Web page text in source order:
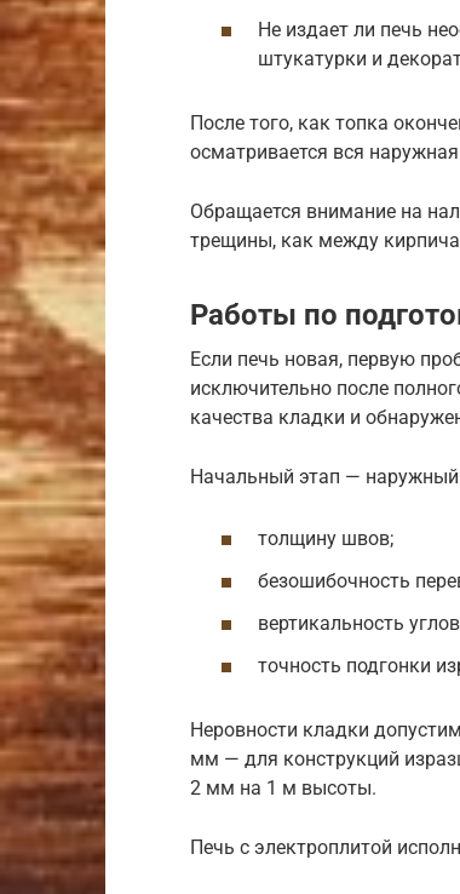
Не издает ли печь
штукатурки и
После того, как топка
осматривается вся
Обращается внимание на
трещины, как между
Работы по
Если печь новая, первую
исключительно после
качества кладки и
Начальный этап — наружный
толщину швов;
безошибочность
вертикальность
точность подгонки
Неровности кладки
мм — для конструкций
2 мм на 1 м высоты.
Печь с электроплитой